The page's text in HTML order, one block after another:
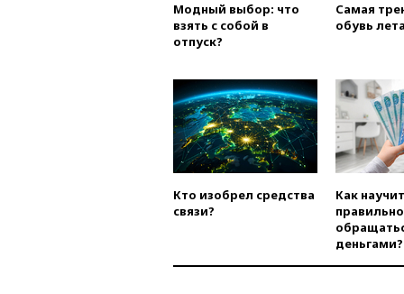
Модный выбор: что
взять с собой в
отпуск?
Самая
обувь
Кто изобрел средства
связи?
Как
правильно
деньгами?